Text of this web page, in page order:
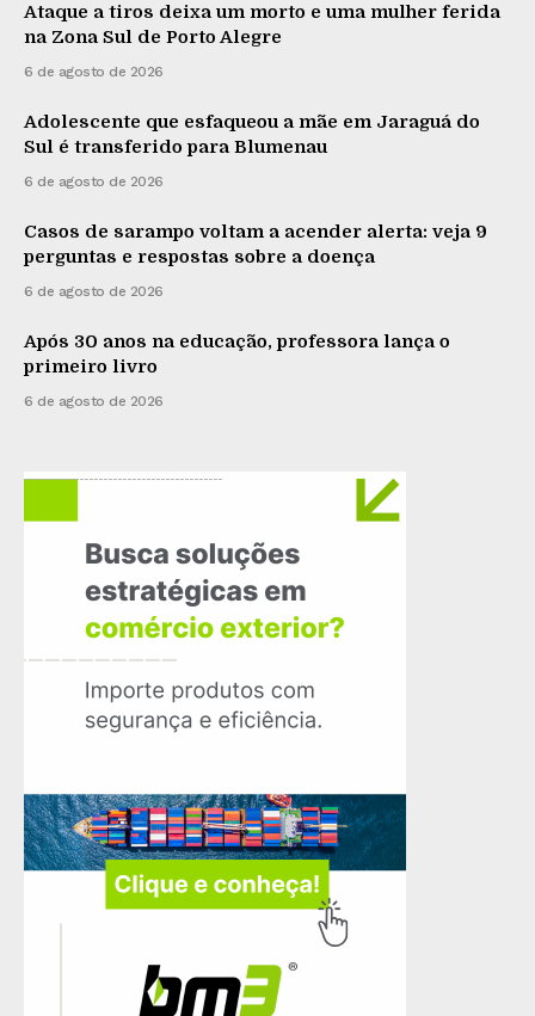
Ataque a tiros deixa um morto e uma mulher ferida
na Zona Sul de Porto Alegre
6 de agosto de 2026
Adolescente que esfaqueou a mãe em Jaraguá do
Sul é transferido para Blumenau
6 de agosto de 2026
Casos de sarampo voltam a acender alerta: veja 9
perguntas e respostas sobre a doença
6 de agosto de 2026
Após 30 anos na educação, professora lança o
primeiro livro
6 de agosto de 2026